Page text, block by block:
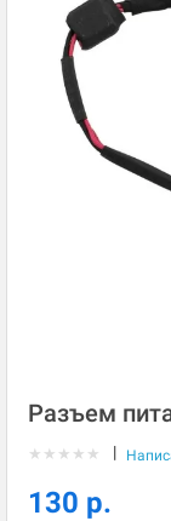
Разъем
★ ★ ★ ★ ★ |
130 р.